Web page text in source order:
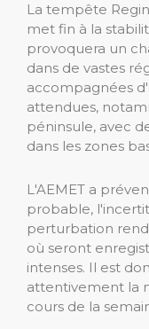
La tempête
met fin à la
provoquera un
dans de vastes
accompagnées
attendues,
péninsule, avec
dans les zones
L'AEMET a
probable,
perturbation
où seront
intenses. Il est
attentivement la
cours de la